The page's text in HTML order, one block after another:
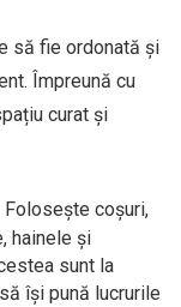
să fie ordonată și
Împreună cu
curat și
Folosește coșuri,
hainele și
sunt la
își pună lucrurile